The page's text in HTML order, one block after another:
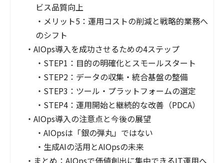
ビス品質向上
・ メリット5：運用コストの削減と戦略的業務へ
のシフト
・ AIOps導入を成功させるための4ステップ
・ STEP1：目的の明確化とスモールスタート
・ STEP2：データの収集・統合基盤の整備
・ STEP3：ツール・プラットフォームの選定
・ STEP4：運用開始と継続的な改善（PDCA）
・ AIOps導入の注意点と今後の展望
・ AIOpsは「銀の弾丸」ではない
・ 生成AIの活用とAIOpsの未来